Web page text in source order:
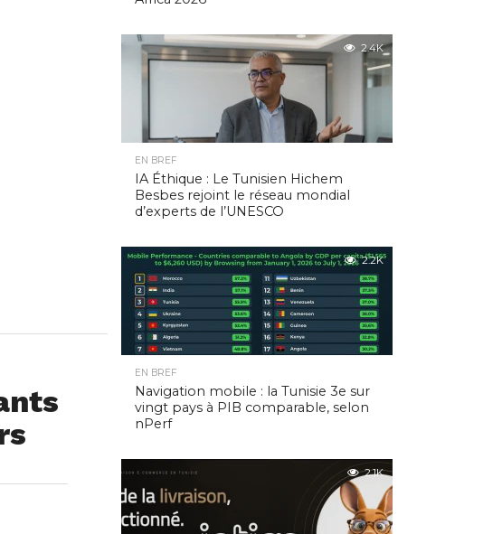
2.4K
EN BREF
IA Éthique : Le Tunisien Hichem
Besbes rejoint le réseau mondial
d’experts de l’UNESCO
2.2K
EN BREF
Navigation mobile : la Tunisie 3e sur
vingt pays à PIB comparable, selon
nPerf
2.1K